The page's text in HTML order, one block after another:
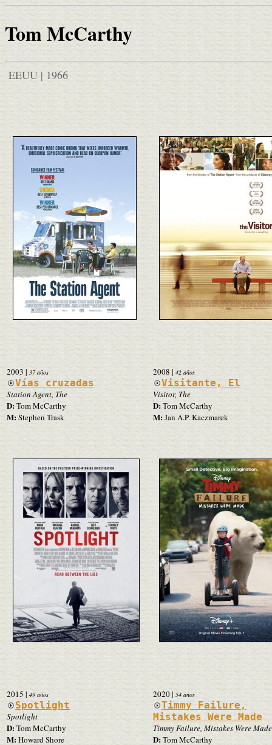
Tom McCarthy
EEUU | 1966
2003 | 37 años
Vías cruzadas
Station Agent, The
D:Tom McCarthy
M:Stephen Trask
2008 |42 años
Visitante, El
Visitor, The
D:Tom McCarthy
M:Jan A.P. Kaczmarek
2015 | 49 años
Spotlight
Spotlight
D:Tom McCarthy
M: Howard Shore
2020|54 años
Timmy Failure,
Mistakes Were Made
Timmy Failure, Mistakes Were Made
D:Tom McCarthy